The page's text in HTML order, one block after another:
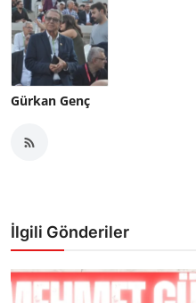
Gürkan Genç
İlgili Gönderiler